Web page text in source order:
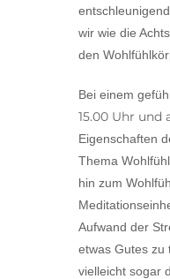
wir wie die
den
Bei einem
15.00 Uhr und
Eigenschaften
Thema
hin zum
Aufwand der
etwas Gutes zu
vielleicht sogar